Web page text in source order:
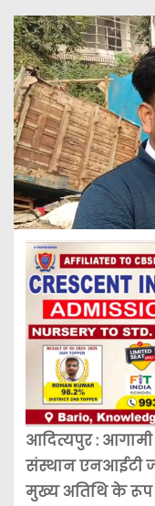
आदित्यपुर : आगामी
संस्थान एनआईटी
मुख्य अतिथि के रूप में